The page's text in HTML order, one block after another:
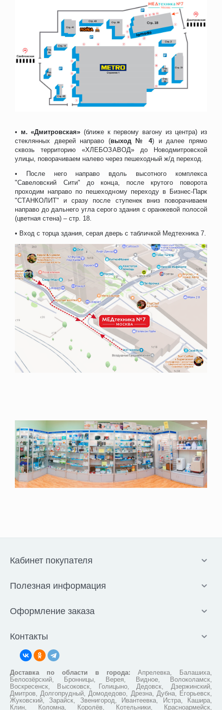
• м. «Дмитровская» (ближе к первому вагону из центра) из
стеклянных дверей направо (выход № 4) и далее прямо
сквозь территорию «ХЛЕБОЗАВОД» до Новодмитровской
улицы, поворачиваем налево через пешеходный ж/д переход.
• После него направо вдоль высотного комплекса
"Савеловский Сити" до конца, после крутого поворота
проходим направо по пешеходному переходу в Бизнес-Парк
"СТАНКОЛИТ" и сразу после ступенек вниз поворачиваем
направо до дальнего угла серого здания с оранжевой полосой
(цветная стена) – стр. 18.
• Вход с торца здания, серая дверь с табличкой Медтехника 7.
Кабинет покупателя
Полезная информация
Оформление заказа
Контакты
Доставка по области в города: Апрелевка, Балашиха,
Белоозёрский, Бронницы, Верея, Видное, Волоколамск,
Воскресенск, Высоковск, Голицыно, Дедовск, Дзержинский,
Дмитров, Долгопрудный, Домодедово, Дрезна, Дубна, Егорьевск,
Жуковский, Зарайск, Звенигород, Ивантеевка, Истра, Кашира,
Клин, Коломна, Королёв, Котельники, Красноармейск,